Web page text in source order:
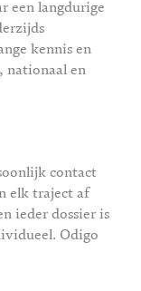
een langdurige
kennis en
nationaal en
contact
elk traject af
ieder dossier is
Odigo